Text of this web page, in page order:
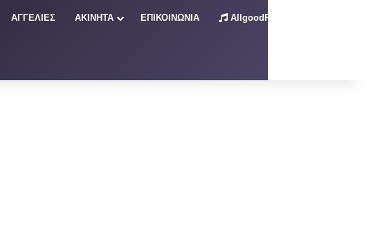
ΑΓΓΕΛΙΕΣ ΑΚΙΝΗΤΑ ΕΠΙΚΟΙΝΩΝΙΑ AllgoodRadio – Live